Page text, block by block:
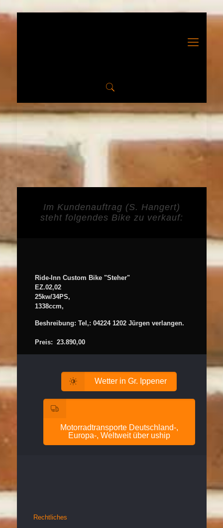
Im Kundenauftrag (S. Hangert)
steht folgendes Bike zu verkauf:
Ride-Inn Custom Bike "Steher"
EZ.02,02
25kw/34PS,
1338ccm,
Beshreibung: Tel,: 04224 1202 Jürgen verlangen.
Preis:  23.890,00
Wetter in Gr. Ippener
Motorradtransporte Deutschland-,
Europa-, Weltweit über uship
Rechtliches